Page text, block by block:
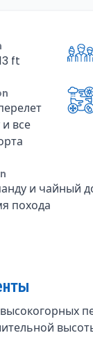
ft
​​все
и чайный
похода